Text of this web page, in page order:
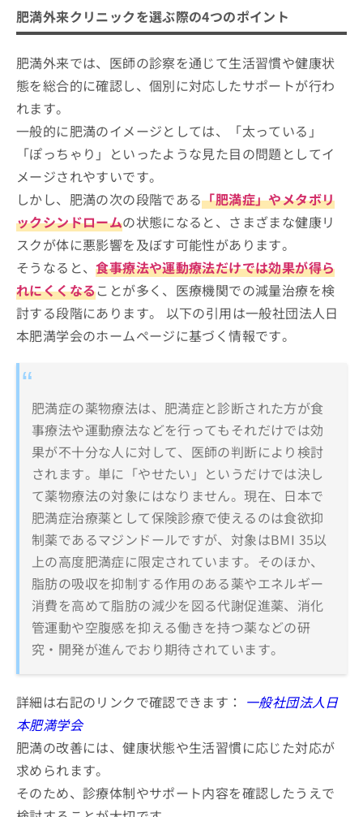
肥満外来クリニックを選ぶ際の4つのポイント
肥満外来では、医師の診察を通じて生活習慣や健康状
態を総合的に確認し、個別に対応したサポートが行わ
れます。
一般的に肥満のイメージとしては、「太っている」
「ぽっちゃり」といったような見た目の問題としてイ
メージされやすいです。
しかし、肥満の次の段階である「肥満症」やメタボリ
ックシンドロームの状態になると、さまざまな健康リ
スクが体に悪影響を及ぼす可能性があります。
そうなると、食事療法や運動療法だけでは効果が得ら
れにくくなることが多く、医療機関での減量治療を検
討する段階にあります。 以下の引用は一般社団法人日
本肥満学会のホームページに基づく情報です。
肥満症の薬物療法は、肥満症と診断された方が食
事療法や運動療法などを行ってもそれだけでは効
果が不十分な人に対して、医師の判断により検討
されます。単に「やせたい」というだけでは決し
て薬物療法の対象にはなりません。現在、日本で
肥満症治療薬として保険診療で使えるのは食欲抑
制薬であるマジンドールですが、対象はBMI 35以
上の高度肥満症に限定されています。そのほか、
脂肪の吸収を抑制する作用のある薬やエネルギー
消費を高めて脂肪の減少を図る代謝促進薬、消化
管運動や空腹感を抑える働きを持つ薬などの研
究・開発が進んでおり期待されています。
詳細は右記のリンクで確認できます： 一般社団法人日
本肥満学会
肥満の改善には、健康状態や生活習慣に応じた対応が
求められます。
そのため、診療体制やサポート内容を確認したうえで